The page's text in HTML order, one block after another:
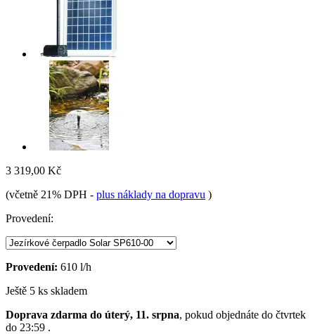
3 319,00 Kč
(včetně 21% DPH - plus náklady na dopravu )
Provedení:
Provedení: 610 l/h
Ještě 5 ks skladem
Doprava zdarma do úterý, 11. srpna, pokud objednáte do čtvrtek
do 23:59 .